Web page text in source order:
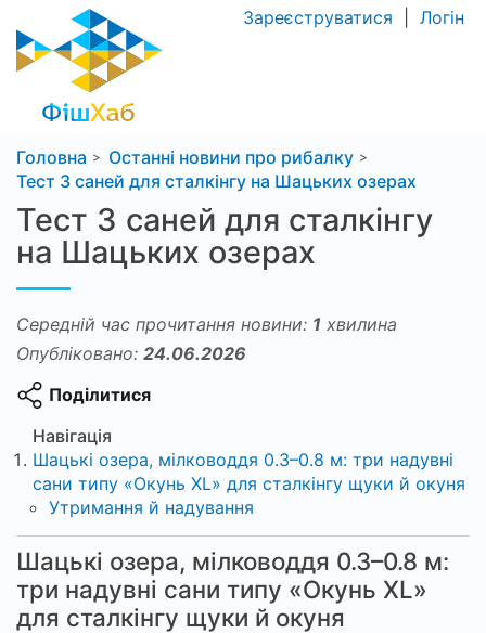
Зареєструватися Логін
Головна
Останні новини про рибалку
Тест 3 саней для сталкінгу на Шацьких озерах
Тест 3 саней для сталкінгу
на Шацьких озерах
Середній час прочитання новини: 1 хвилина
Опубліковано: 24.06.2026
Поділитися
Навігація
Шацькі озера, мілководдя 0.3–0.8 м: три надувні
сани типу «Окунь XL» для сталкінгу щуки й окуня
Утримання й надування
Шацькі озера, мілководдя 0.3–0.8 м:
три надувні сани типу «Окунь XL»
для сталкінгу щуки й окуня